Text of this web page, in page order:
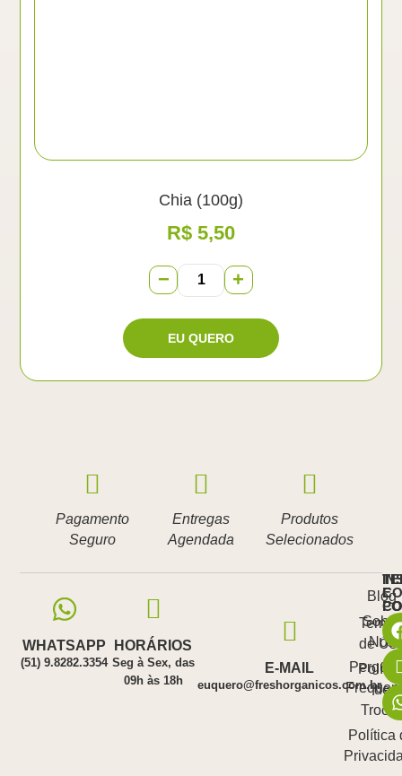
Chia (100g)
R$ 5,50
− +
Pagamento
Seguro
Entregas
Agendada
Produtos
Selecionados
WHATSAPP
(51) 9.8282.3354 E-MAIL
euquero@freshorganicos.com.br
HORÁRIOS
Seg à Sex, das
09h às 18h
Blog
Sobre
Nós
E
de
de
Política